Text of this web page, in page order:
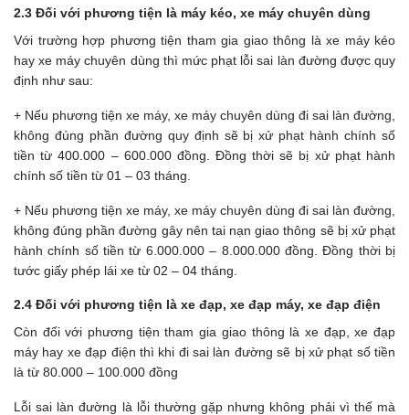
2.3 Đối với phương tiện là máy kéo, xe máy chuyên dùng
Với trường hợp phương tiện tham gia giao thông là xe máy kéo
hay xe máy chuyên dùng thì mức phạt lỗi sai làn đường được quy
định như sau:
+ Nếu phương tiện xe máy, xe máy chuyên dùng đi sai làn đường,
không đúng phần đường quy định sẽ bị xử phạt hành chính số
tiền từ 400.000 – 600.000 đồng. Đồng thời sẽ bị xử phạt hành
chính số tiền từ 01 – 03 tháng.
+ Nếu phương tiện xe máy, xe máy chuyên dùng đi sai làn đường,
không đúng phần đường gây nên tai nạn giao thông sẽ bị xử phạt
hành chính số tiền từ 6.000.000 – 8.000.000 đồng. Đồng thời bị
tước giấy phép lái xe từ 02 – 04 tháng.
2.4 Đối với phương tiện là xe đạp, xe đạp máy, xe đạp điện
Còn đối với phương tiện tham gia giao thông là xe đạp, xe đạp
máy hay xe đạp điện thì khi đi sai làn đường sẽ bị xử phạt số tiền
là từ 80.000 – 100.000 đồng
Lỗi sai làn đường là lỗi thường gặp nhưng không phải vì thế mà